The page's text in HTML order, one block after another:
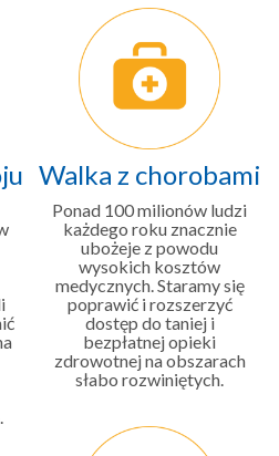
Walka z chorobami
Ponad 100 milionów ludzi
każdego roku znacznie
ubożeje z powodu
wysokich kosztów
medycznych. Staramy się
poprawić i rozszerzyć
dostęp do taniej i
bezpłatnej opieki
zdrowotnej na obszarach
słabo rozwiniętych.